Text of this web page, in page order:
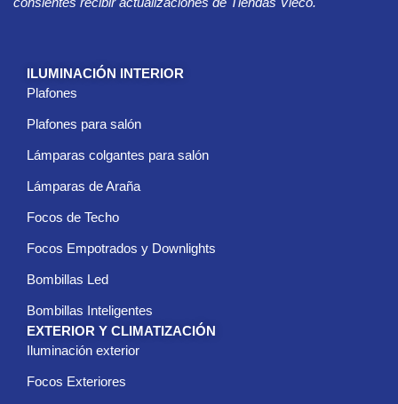
ó
o
ILUMINACIÓN INTERIOR
Plafones
Plafones para salón
Lámparas colgantes para salón
Lámparas de Araña
Focos de Techo
Focos Empotrados y Downlights
Bombillas Led
Bombillas Inteligentes
EXTERIOR Y CLIMATIZACIÓN
Iluminación exterior
Focos Exteriores